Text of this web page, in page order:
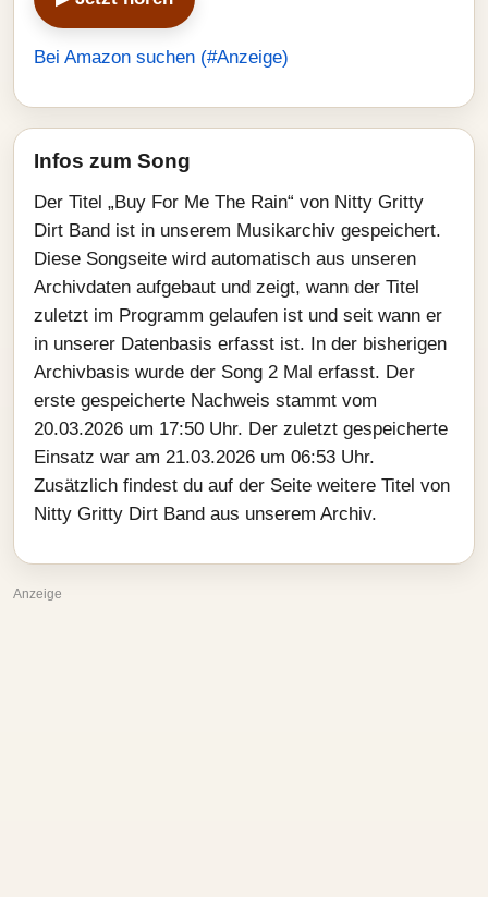
Bei Amazon suchen (#Anzeige)
Infos zum Song
Der Titel „Buy For Me The Rain“ von Nitty Gritty
Dirt Band ist in unserem Musikarchiv gespeichert.
Diese Songseite wird automatisch aus unseren
Archivdaten aufgebaut und zeigt, wann der Titel
zuletzt im Programm gelaufen ist und seit wann er
in unserer Datenbasis erfasst ist. In der bisherigen
Archivbasis wurde der Song 2 Mal erfasst. Der
erste gespeicherte Nachweis stammt vom
20.03.2026 um 17:50 Uhr. Der zuletzt gespeicherte
Einsatz war am 21.03.2026 um 06:53 Uhr.
Zusätzlich findest du auf der Seite weitere Titel von
Nitty Gritty Dirt Band aus unserem Archiv.
Anzeige